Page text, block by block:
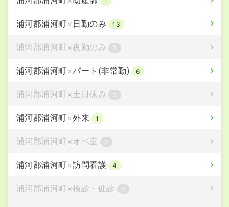
浦河郡浦河町× 日勤のみ 13
浦河郡浦河町 ×夜勤のみ 0
浦河郡浦河町×パート(非常勤) 6
浦河郡浦河町 × 土日休み 0
浦河郡浦河町×外来 1
浦河郡浦河町 ×オペ室 0
浦河郡浦河町×訪問看護 4
浦河郡浦河町 ×検診・健診 0